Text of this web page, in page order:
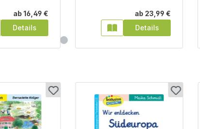
ab 16,49 €
Details
ab 23,99 €
Details